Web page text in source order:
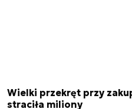
Wielki przekręt przy
straciła miliony